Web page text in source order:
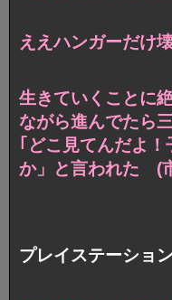
ええハンガーだけ
生きていくことに
ながら進んでたら
｢どこ見てんだよ
か」と言われた (
プレイステーショ